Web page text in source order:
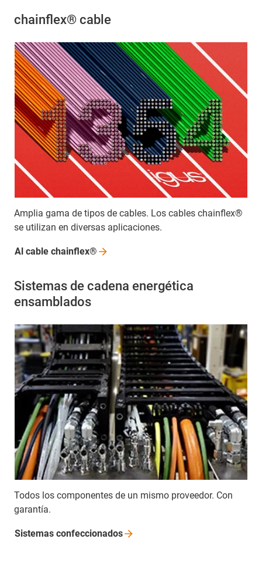
chainflex® cable
Amplia gama de tipos de cables. Los cables chainflex®
se utilizan en diversas aplicaciones.
Al cable chainflex®
Sistemas de cadena energética
ensamblados
Todos los componentes de un mismo proveedor. Con
garantía.
Sistemas confeccionados